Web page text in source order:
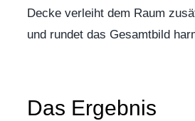
Decke verleiht dem Raum
und rundet das Gesamtbild
Das Ergebnis